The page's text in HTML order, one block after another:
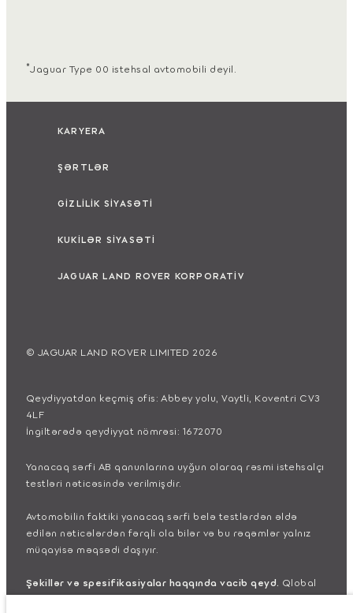
*Jaguar Type 00 istehsal avtomobili deyil.
KARYERA
ŞƏRTLƏR
GİZLİLİK SİYASƏTİ
KUKİLƏR SİYASƏTİ
JAGUAR LAND ROVER KORPORATİV
© JAGUAR LAND ROVER LIMITED 2026
Qeydiyyatdan keçmiş ofis: Abbey yolu, Vaytli, Koventri CV3
4LF
İngiltərədə qeydiyyat nömrəsi: 1672070
Yanacaq sərfi AB qanunlarına uyğun olaraq rəsmi istehsalçı
testləri nəticəsində verilmişdir.
Avtomobilin faktiki yanacaq sərfi belə testlərdən əldə
edilən nəticələrdən fərqli ola bilər və bu rəqəmlər yalnız
müqayisə məqsədi daşıyır.
Şəkillər və spesifikasiyalar haqqında vacib qeyd. Qlobal
yarımkeçirici çatışmazlığı hal-hazırda avtomobilin istehsal